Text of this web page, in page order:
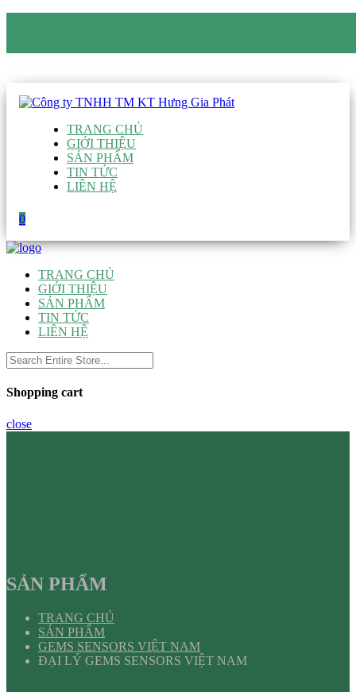
TRANG CHỦ
GIỚI THIỆU
SẢN PHẨM
TIN TỨC
LIÊN HỆ
0
TRANG CHỦ
GIỚI THIỆU
SẢN PHẨM
TIN TỨC
LIÊN HỆ
Shopping cart
close
SẢN PHẨM
TRANG CHỦ
SẢN PHẨM
GEMS SENSORS VIỆT NAM
ĐẠI LÝ GEMS SENSORS VIỆT NAM